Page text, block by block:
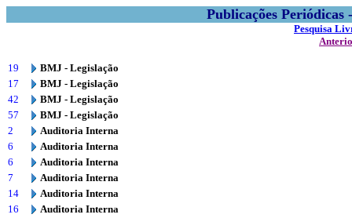
Publicações
Pesquisa
19
BMJ - Legislação
17
BMJ - Legislação
42
BMJ - Legislação
57
BMJ - Legislação
2
Auditoria Interna
6
Auditoria Interna
6
Auditoria Interna
7
Auditoria Interna
14
Auditoria Interna
16
Auditoria Interna